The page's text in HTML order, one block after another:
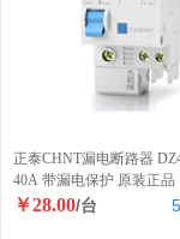
正泰CHNT漏电断路器
40A 带漏电保护 原装正品
￥28.00/台